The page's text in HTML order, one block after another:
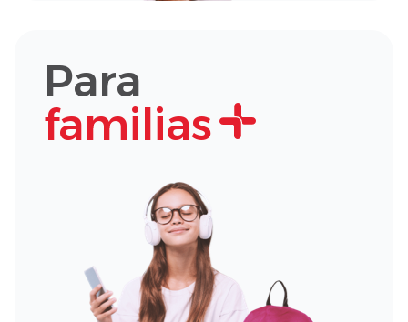
Para
familias